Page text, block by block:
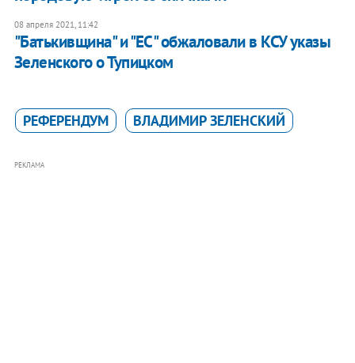
08 апреля 2021, 11:42
"Батькивщина" и "ЕС" обжаловали в КСУ указы
Зеленского о Тупицком
РЕФЕРЕНДУМ ВЛАДИМИР ЗЕЛЕНСКИЙ
РЕКЛАМА